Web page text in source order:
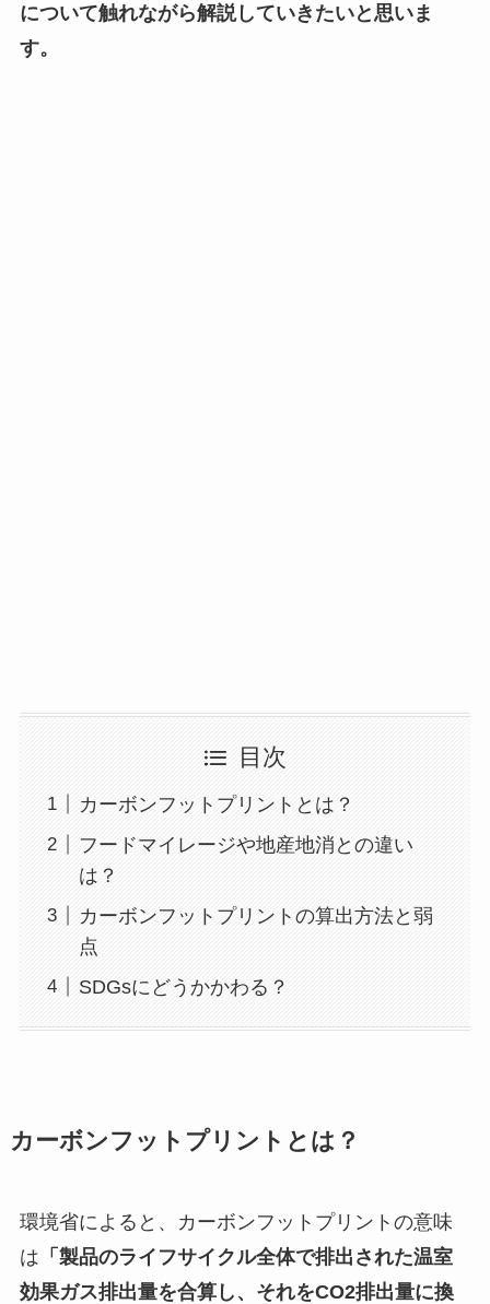
について触れながら解説していきたいと思いま
す。
目次
カーボンフットプリントとは？
フードマイレージや地産地消との違い
は？
カーボンフットプリントの算出方法と弱
点
SDGsにどうかかわる？
カーボンフットプリントとは？
環境省によると、カーボンフットプリントの意味
は 「製品のライフサイクル全体で排出された温室
効果ガス排出量を合算し、それをCO2排出量に換